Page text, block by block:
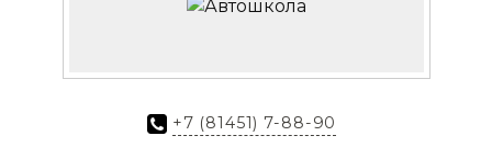
+7 (81451) 7-88-90